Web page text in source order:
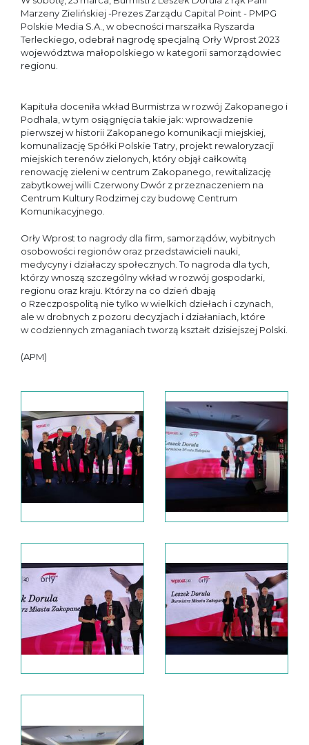
Marzeny Zielińskiej -Prezes Zarządu Capital Point - PMPG
Polskie Media S.A., w obecności marszałka Ryszarda
Terleckiego, odebrał nagrodę specjalną Orły Wprost 2023
województwa małopolskiego w kategorii samorządowiec
regionu.
Kapituła doceniła wkład Burmistrza w rozwój Zakopanego i
Podhala, w tym osiągnięcia takie jak: wprowadzenie
pierwszej w historii Zakopanego komunikacji miejskiej,
komunalizację Spółki Polskie Tatry, projekt rewaloryzacji
miejskich terenów zielonych, który objął całkowitą
renowację zieleni w centrum Zakopanego, rewitalizację
zabytkowej willi Czerwony Dwór z przeznaczeniem na
Centrum Kultury Rodzimej czy budowę Centrum
Komunikacyjnego.
Orły Wprost to nagrody dla firm, samorządów, wybitnych
osobowości regionów oraz przedstawicieli nauki,
medycyny i działaczy społecznych. To nagroda dla tych,
którzy wnoszą szczególny wkład w rozwój gospodarki,
regionu oraz kraju. Którzy na co dzień dbają
o Rzeczpospolitą nie tylko w wielkich dziełach i czynach,
ale w drobnych z pozoru decyzjach i działaniach, które
w codziennych zmaganiach tworzą kształt dzisiejszej Polski.
(APM)